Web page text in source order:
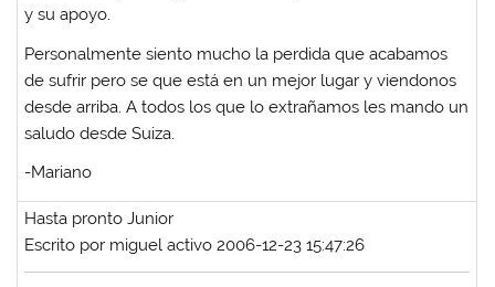
y su apoyo.
Personalmente siento mucho la perdida que acabamos
de sufrir pero se que está en un mejor lugar y viendonos
desde arriba. A todos los que lo extrañamos les mando un
saludo desde Suiza.
-Mariano
Hasta pronto Junior
Escrito por miguel activo 2006-12-23 15:47:26